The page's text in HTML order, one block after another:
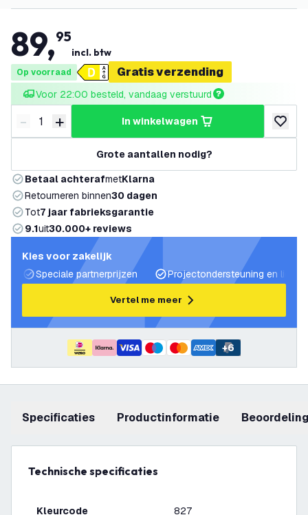
89,95
incl. btw
Op voorraad Gratis verzending
Voor 22:00 besteld, vandaag verstuurd
Verminder hoeveelheid
- Verhoog hoeveelheid
+ in winkelwagen
Grote aantallen nodig?
Betaal achterafmetKlarna
Retourneren binnen30 dagen
Tot7 jaar fabrieksgarantie
9.1uit30.000+ reviews
Kies voor zakelijk
Speciale partnerprijzen
Projectondersteuning en
Vertel me meer
+6
Specificaties productinformatie
Technische specificaties
Kleurcode 827